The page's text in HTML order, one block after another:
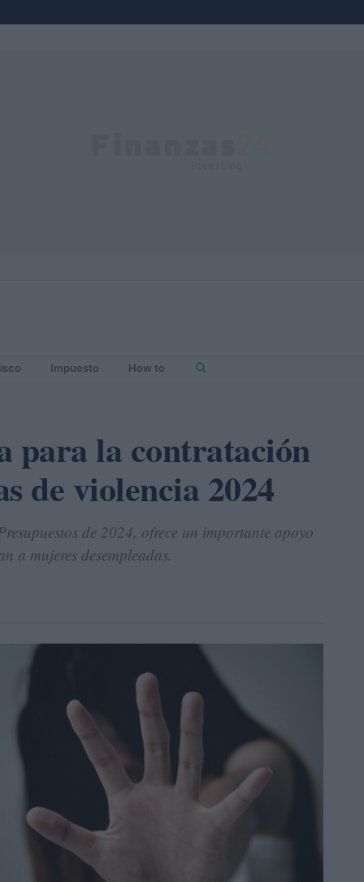
Impuesto How to
para la contratación
de violencia 2024
de 2024, ofrece un importante apoyo
a mujeres desempleadas.